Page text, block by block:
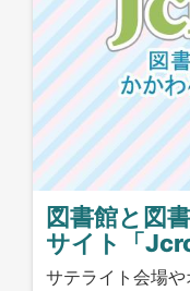
図書館と図
サイト「
サテライト会場